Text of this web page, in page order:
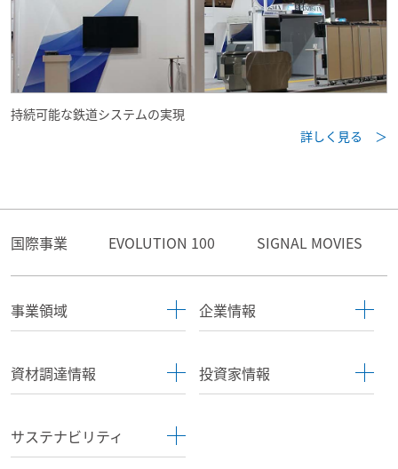
持続可能な鉄道システムの実現
詳しく見る ＞
国際事業 EVOLUTION 100 SIGNAL MOVIES
事業領域 企業情報
資材調達情報 投資家情報
サステナビリティ